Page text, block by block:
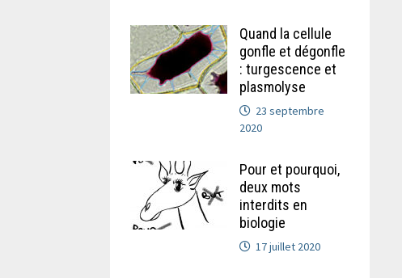
Quand la cellule
gonfle et dégonfle
: turgescence et
plasmolyse
23 septembre
2020
Pour et pourquoi,
deux mots
interdits en
biologie
17 juillet 2020